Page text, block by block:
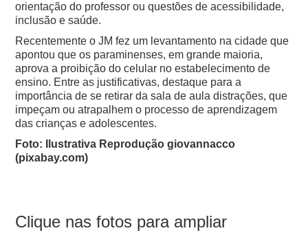
orientação do professor ou questões de acessibilidade,
inclusão e saúde.
Recentemente o JM fez um levantamento na cidade que
apontou que os paraminenses, em grande maioria,
aprova a proibição do celular no estabelecimento de
ensino. Entre as justificativas, destaque para a
importância de se retirar da sala de aula distrações, que
impeçam ou atrapalhem o processo de aprendizagem
das crianças e adolescentes.
Foto: Ilustrativa Reprodução giovannacco
(pixabay.com)
Clique nas fotos para ampliar